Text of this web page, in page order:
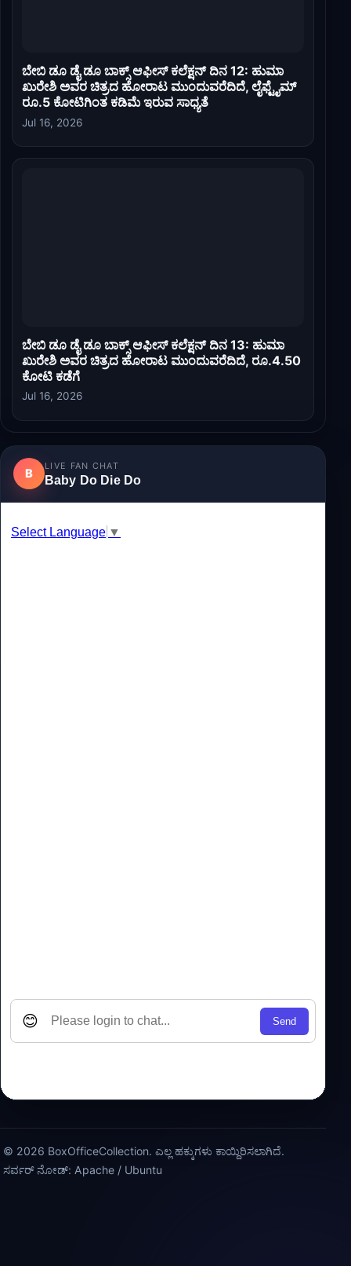
ಬೇಬಿ ಡೂ ಡೈ ಡೂ ಬಾಕ್ಸ್ ಆಫೀಸ್ ಕಲೆಕ್ಷನ್ ದಿನ 12: ಹುಮಾ
ಖುರೇಶಿ ಅವರ ಚಿತ್ರದ ಹೋರಾಟ ಮುಂದುವರೆದಿದೆ, ಲೈಫ್ಟೈಮ್
ರೂ.5 ಕೋಟಿಗಿಂತ ಕಡಿಮೆ ಇರುವ ಸಾಧ್ಯತೆ
Jul 16, 2026
ಬೇಬಿ ಡೂ ಡೈ ಡೂ ಬಾಕ್ಸ್ ಆಫೀಸ್ ಕಲೆಕ್ಷನ್ ದಿನ 13: ಹುಮಾ
ಖುರೇಶಿ ಅವರ ಚಿತ್ರದ ಹೋರಾಟ ಮುಂದುವರೆದಿದೆ, ರೂ.4.50
ಕೋಟಿ ಕಡೆಗೆ
Jul 16, 2026
B
LIVE FAN CHAT
Baby Do Die Do
© 2026 BoxOfficeCollection. ಎಲ್ಲ ಹಕ್ಕುಗಳು ಕಾಯ್ದಿರಿಸಲಾಗಿದೆ.
ಸರ್ವರ್ ನೋಡ್: Apache / Ubuntu